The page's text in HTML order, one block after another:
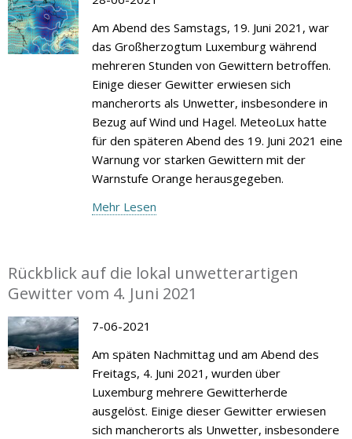
Am Abend des Samstags, 19. Juni 2021, war
das Großherzogtum Luxemburg während
mehreren Stunden von Gewittern betroffen.
Einige dieser Gewitter erwiesen sich
mancherorts als Unwetter, insbesondere in
Bezug auf Wind und Hagel. MeteoLux hatte
für den späteren Abend des 19. Juni 2021 eine
Warnung vor starken Gewittern mit der
Warnstufe Orange herausgegeben.
Mehr Lesen
Rückblick auf die lokal unwetterartigen
Gewitter vom 4. Juni 2021
7-06-2021
Am späten Nachmittag und am Abend des
Freitags, 4. Juni 2021, wurden über
Luxemburg mehrere Gewitterherde
ausgelöst. Einige dieser Gewitter erwiesen
sich mancherorts als Unwetter, insbesondere